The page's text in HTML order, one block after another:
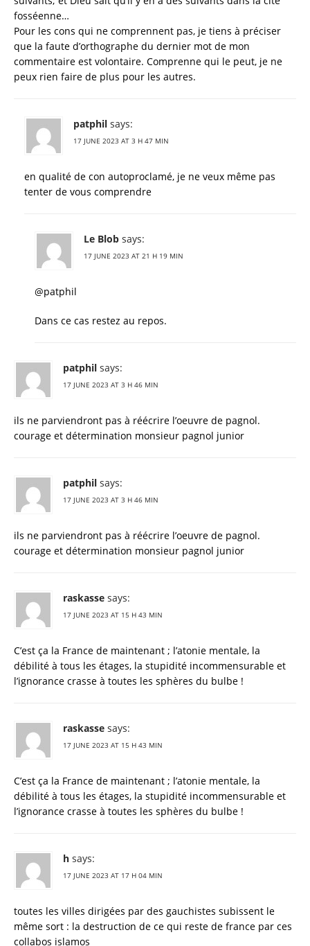
fosséenne…
Pour les cons qui ne comprennent pas, je tiens à préciser
que la faute d’orthographe du dernier mot de mon
commentaire est volontaire. Comprenne qui le peut, je ne
peux rien faire de plus pour les autres.
patphil says:
17 JUNE 2023 AT 3 H 47 MIN
en qualité de con autoproclamé, je ne veux même pas
tenter de vous comprendre
Le Blob says:
17 JUNE 2023 AT 21 H 19 MIN
@patphil
Dans ce cas restez au repos.
patphil says:
17 JUNE 2023 AT 3 H 46 MIN
ils ne parviendront pas à réécrire l’oeuvre de pagnol.
courage et détermination monsieur pagnol junior
patphil says:
17 JUNE 2023 AT 3 H 46 MIN
ils ne parviendront pas à réécrire l’oeuvre de pagnol.
courage et détermination monsieur pagnol junior
raskasse says:
17 JUNE 2023 AT 15 H 43 MIN
C’est ça la France de maintenant ; l’atonie mentale, la
débilité à tous les étages, la stupidité incommensurable et
l’ignorance crasse à toutes les sphères du bulbe !
raskasse says:
17 JUNE 2023 AT 15 H 43 MIN
C’est ça la France de maintenant ; l’atonie mentale, la
débilité à tous les étages, la stupidité incommensurable et
l’ignorance crasse à toutes les sphères du bulbe !
h says:
17 JUNE 2023 AT 17 H 04 MIN
toutes les villes dirigées par des gauchistes subissent le
même sort : la destruction de ce qui reste de france par ces
collabos islamos